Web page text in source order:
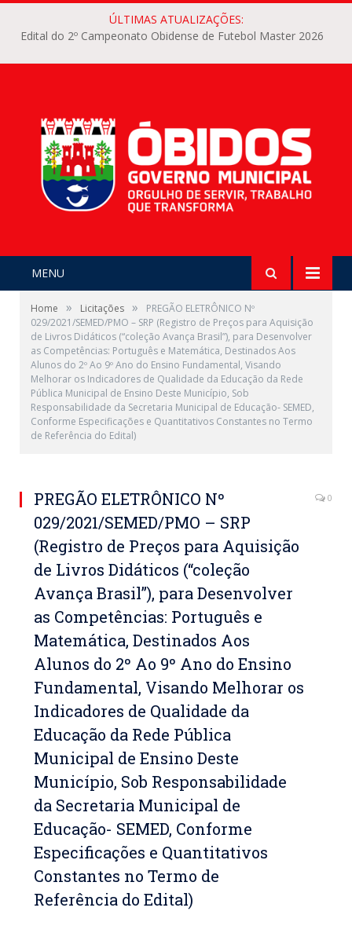
ÚLTIMAS ATUALIZAÇÕES:
Edital do 2º Campeonato Obidense de Futebol Master 2026
MENU
Home » Licitações »
PREGÃO ELETRÔNICO Nº
029/2021/SEMED/PMO – SRP (Registro de Preços para Aquisição
de Livros Didáticos (“coleção Avança Brasil”), para Desenvolver
as Competências: Português e Matemática, Destinados Aos
Alunos do 2º Ao 9º Ano do Ensino Fundamental, Visando
Melhorar os Indicadores de Qualidade da Educação da Rede
Pública Municipal de Ensino Deste Município, Sob
Responsabilidade da Secretaria Municipal de Educação- SEMED,
Conforme Especificações e Quantitativos Constantes no Termo
de Referência do Edital)
PREGÃO ELETRÔNICO Nº
029/2021/SEMED/PMO – SRP
(Registro de Preços para Aquisição
de Livros Didáticos (“coleção
Avança Brasil”), para Desenvolver
as Competências: Português e
Matemática, Destinados Aos
Alunos do 2º Ao 9º Ano do Ensino
Fundamental, Visando Melhorar os
Indicadores de Qualidade da
Educação da Rede Pública
Municipal de Ensino Deste
Município, Sob Responsabilidade
da Secretaria Municipal de
Educação- SEMED, Conforme
Especificações e Quantitativos
Constantes no Termo de
Referência do Edital)
0